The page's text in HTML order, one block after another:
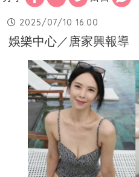
2025/07/10 16:00
娛樂中心／唐家興報導